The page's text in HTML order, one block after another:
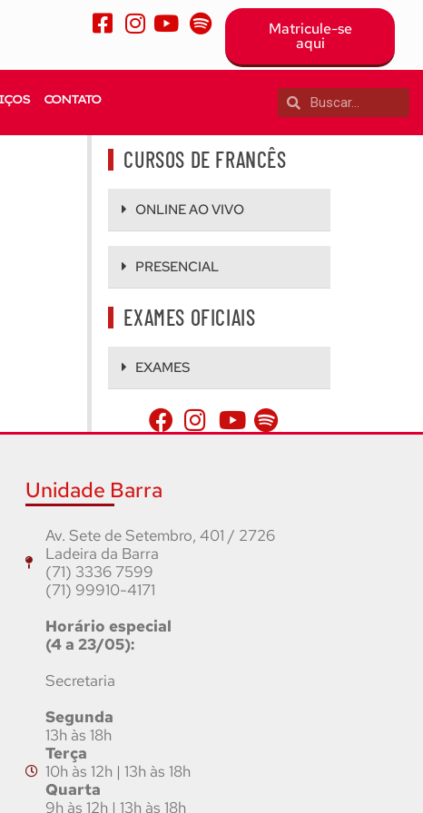
Matricule-se
aqui
CONTATO
CURSOS DE FRANCÊS
ONLINE AO VIVO
PRESENCIAL
EXAMES OFICIAIS
EXAMES
Unidade Barra
Av. Sete de Setembro, 401 / 2726
Ladeira da Barra
(71) 3336 7599
(71) 99910-4171
Horário especial
(4 a 23/05):
Secretaria
Segunda
13h às 18h
Terça
10h às 12h | 13h às 18h
Quarta
9h às 12h | 13h às 18h